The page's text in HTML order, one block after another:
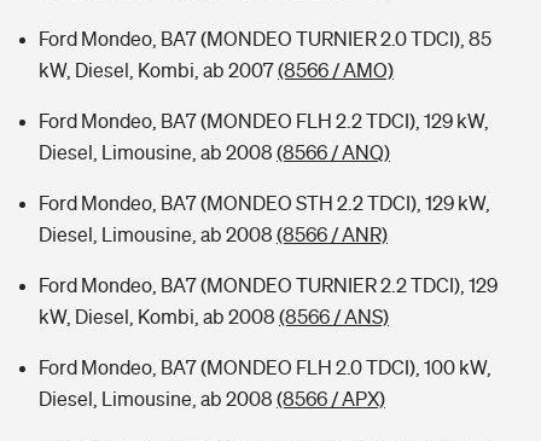
Ford Mondeo, BA7 (MONDEO TURNIER 2.0 TDCI), 85
kW, Diesel, Kombi, ab 2007(8566 / AMO)
Ford Mondeo, BA7 (MONDEO FLH 2.2 TDCI), 129 kW,
Diesel, Limousine, ab 2008 (8566 / ANQ)
Ford Mondeo, BA7 (MONDEO STH 2.2 TDCI), 129 kW,
Diesel, Limousine, ab 2008 (8566 / ANR)
Ford Mondeo, BA7 (MONDEO TURNIER 2.2 TDCI), 129
kW, Diesel, Kombi, ab 2008 (8566 / ANS)
Ford Mondeo, BA7 (MONDEO FLH 2.0 TDCI), 100 kW,
Diesel, Limousine, ab 2008 (8566 / APX)